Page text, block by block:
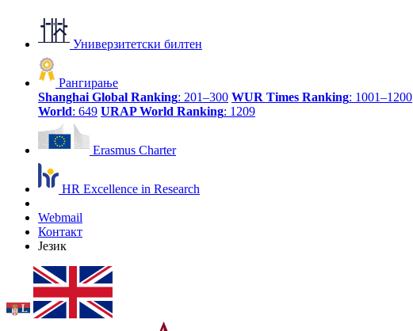
Универзитетски билтен
Рангирање
Shanghai Global Ranking: 201–300 WUR Times Ranking: 1001–1200
World: 649 URAP World Ranking: 1209
Erasmus Charter
HR Excellence in Research
Webmail
Контакт
Језик